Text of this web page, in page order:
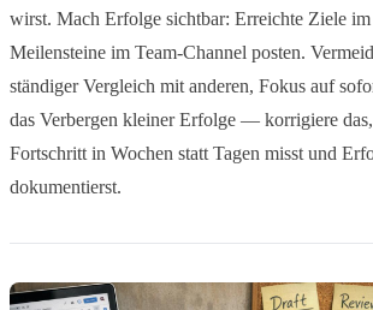
wirst. Mach Erfolge sichtbar: Erreichte Ziele
Meilensteine im Team-Channel posten.
ständiger Vergleich mit anderen, Fokus auf
das Verbergen kleiner Erfolge — korrigiere
Fortschritt in Wochen statt Tagen misst und
dokumentierst.